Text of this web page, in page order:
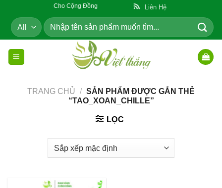
content
Sản Phẩm Cho Cộng Đồng Liên Hệ
Tìm
kiếm:
TRANG CHỦ / SẢN PHẨM ĐƯỢC GẮN THẺ
“TAO_XOAN_CHILLE”
LỌC